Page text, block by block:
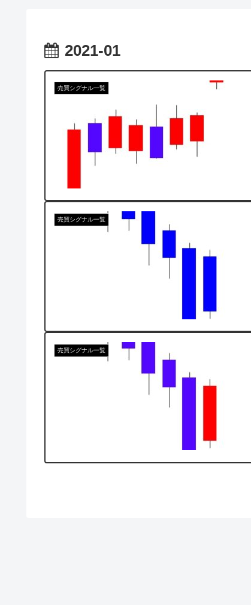
2021-01
売買シグナル一覧
売買シグナル一覧
売買シグナル一覧